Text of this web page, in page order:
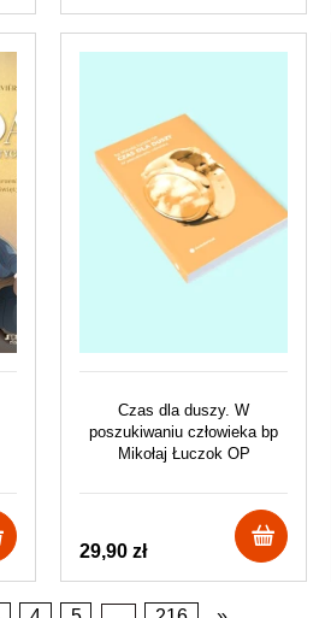
Czas dla duszy. W
poszukiwaniu człowieka bp
Mikołaj Łuczok OP
29,90 zł